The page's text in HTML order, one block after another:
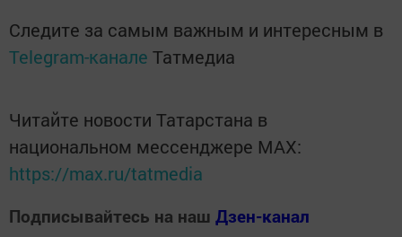
Следите за самым важным и интересным в
Telegram-канале Татмедиа
Читайте новости Татарстана в
национальном мессенджере MАХ:
https://max.ru/tatmedia
Подписывайтесь на наш Дзен-канал